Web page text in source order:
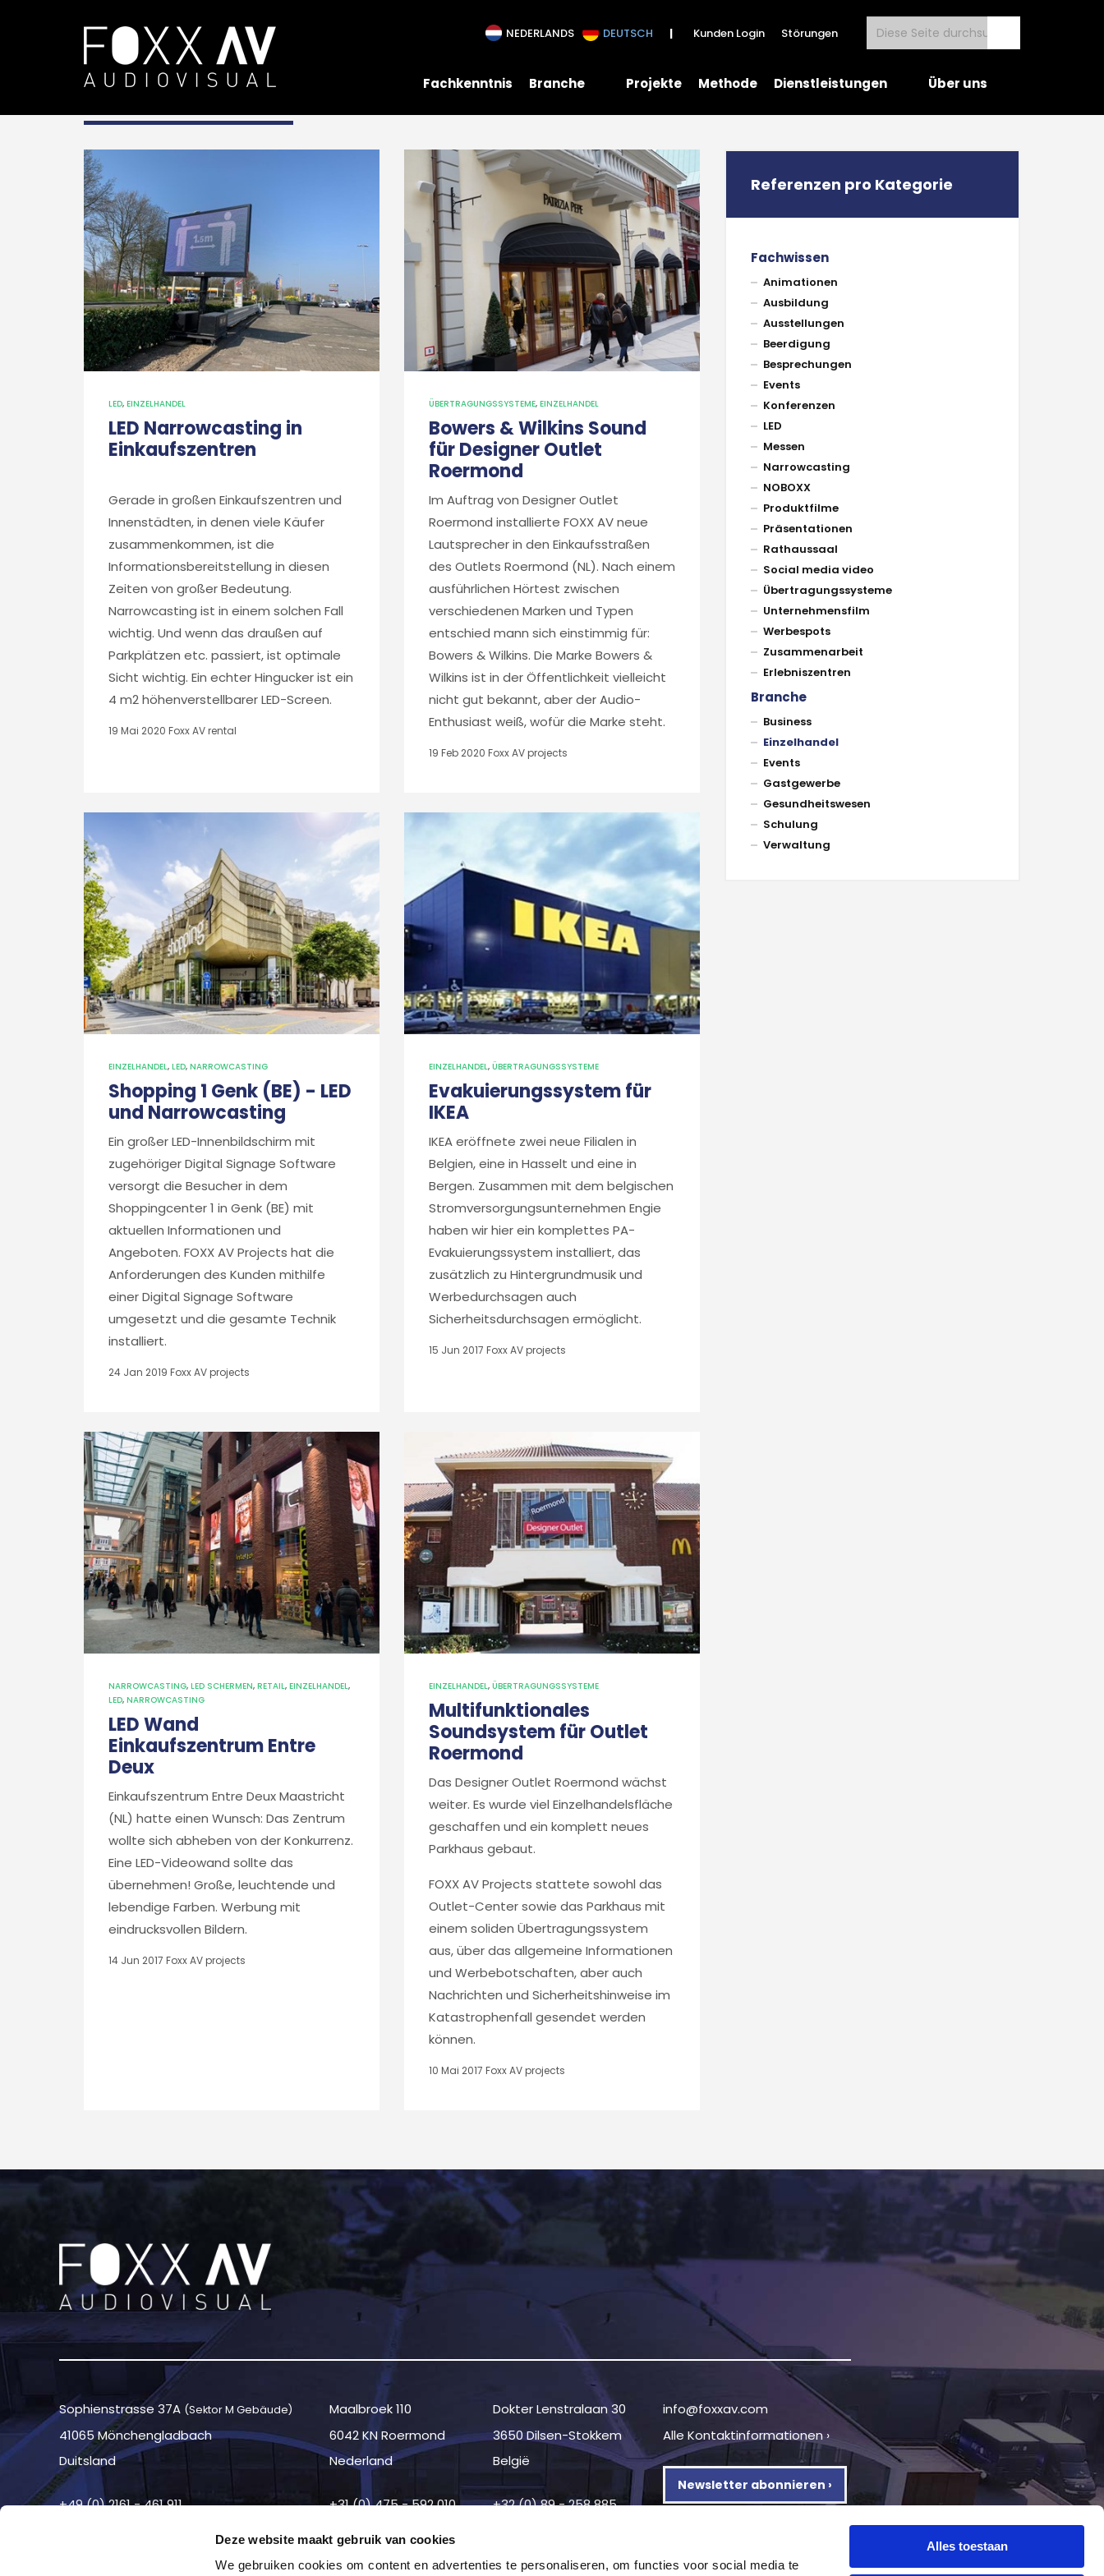
Deze website maakt gebruik van cookies
We gebruiken cookies om content en advertenties te personaliseren, om functies voor social media te
Alles toestaan
NEDERLANDS DEUTSCH Kunden Login Störungen
Fachkenntnis Branche Projekte Methode Dienstleistungen Über uns
DE Projekte Branche
LED, EINZELHANDEL
LED Narrowcasting in
Einkaufszentren
Gerade in großen Einkaufszentren und
Innenstädten, in denen viele Käufer
zusammenkommen, ist die
Informationsbereitstellung in diesen
Zeiten von großer Bedeutung.
Narrowcasting ist in einem solchen Fall
wichtig. Und wenn das draußen auf
Parkplätzen etc. passiert, ist optimale
Sicht wichtig. Ein echter Hingucker ist ein
4 m2 höhenverstellbarer LED-Screen.
19 Mai 2020 Foxx AV rental
ÜBERTRAGUNGSSYSTEME, EINZELHANDEL
Bowers & Wilkins Sound
für Designer Outlet
Roermond
Im Auftrag von Designer Outlet
Roermond installierte FOXX AV neue
Lautsprecher in den Einkaufsstraßen
des Outlets Roermond (NL). Nach einem
ausführlichen Hörtest zwischen
verschiedenen Marken und Typen
entschied mann sich einstimmig für:
Bowers & Wilkins. Die Marke Bowers &
Wilkins ist in der Öffentlichkeit vielleicht
nicht gut bekannt, aber der Audio-
Enthusiast weiß, wofür die Marke steht.
19 Feb 2020 Foxx AV projects
EINZELHANDEL, LED, NARROWCASTING
Shopping 1 Genk (BE) - LED
und Narrowcasting
Ein großer LED-Innenbildschirm mit
zugehöriger Digital Signage Software
versorgt die Besucher in dem
Shoppingcenter 1 in Genk (BE) mit
aktuellen Informationen und
Angeboten. FOXX AV Projects hat die
Anforderungen des Kunden mithilfe
einer Digital Signage Software
umgesetzt und die gesamte Technik
installiert.
24 Jan 2019 Foxx AV projects
EINZELHANDEL, ÜBERTRAGUNGSSYSTEME
Evakuierungssystem für
IKEA
IKEA eröffnete zwei neue Filialen in
Belgien, eine in Hasselt und eine in
Bergen. Zusammen mit dem belgischen
Stromversorgungsunternehmen Engie
haben wir hier ein komplettes PA-
Evakuierungssystem installiert, das
zusätzlich zu Hintergrundmusik und
Werbedurchsagen auch
Sicherheitsdurchsagen ermöglicht.
15 Jun 2017 Foxx AV projects
NARROWCASTING, LED SCHERMEN, RETAIL, EINZELHANDEL,
LED, NARROWCASTING
LED Wand
Einkaufszentrum Entre
Deux
Einkaufszentrum Entre Deux Maastricht
(NL) hatte einen Wunsch: Das Zentrum
wollte sich abheben von der Konkurrenz.
Eine LED-Videowand sollte das
übernehmen! Große, leuchtende und
lebendige Farben. Werbung mit
eindrucksvollen Bildern.
14 Jun 2017 Foxx AV projects
EINZELHANDEL, ÜBERTRAGUNGSSYSTEME
Multifunktionales
Soundsystem für Outlet
Roermond
Das Designer Outlet Roermond wächst
weiter. Es wurde viel Einzelhandelsfläche
geschaffen und ein komplett neues
Parkhaus gebaut.
FOXX AV Projects stattete sowohl das
Outlet-Center sowie das Parkhaus mit
einem soliden Übertragungssystem
aus, über das allgemeine Informationen
und Werbebotschaften, aber auch
Nachrichten und Sicherheitshinweise im
Katastrophenfall gesendet werden
können.
10 Mai 2017 Foxx AV projects
Referenzen pro Kategorie
Fachwissen
Animationen
Ausbildung
Ausstellungen
Beerdigung
Besprechungen
Events
Konferenzen
LED
Messen
Narrowcasting
NOBOXX
Produktfilme
Präsentationen
Rathaussaal
Social media video
Übertragungssysteme
Unternehmensfilm
Werbespots
Zusammenarbeit
Erlebniszentren
Branche
Business
Einzelhandel
Events
Gastgewerbe
Gesundheitswesen
Schulung
Verwaltung
Sophienstrasse 37A (Sektor M Gebäude)
41065 Mönchengladbach
Duitsland
+49 (0) 2161 - 461 911
Maalbroek 110
6042 KN Roermond
Nederland
+31 (0) 475 - 592 010
Dokter Lenstralaan 30
3650 Dilsen-Stokkem
België
+32 (0) 89 - 258 885
info@foxxav.com
Alle Kontaktinformationen ›
Newsletter abonnieren ›